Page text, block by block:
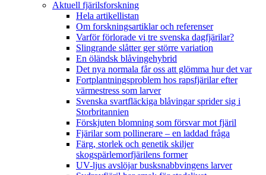
Aktuell fjärilsforskning
Hela artikellistan
Om forskningsartiklar och referenser
Varför förlorade vi tre svenska dagfjärilar?
Slingrande slåtter ger större variation
En öländsk blåvingehybrid
Det nya normala får oss att glömma hur det var
Fortplantningsproblem hos rapsfjärilar efter
värmestress som larver
Svenska svartfläckiga blåvingar sprider sig i
Storbritannien
Förskjuten blomning som försvar mot fjäril
Fjärilar som pollinerare – en laddad fråga
Färg, storlek och genetik skiljer
skogspärlemorfjärilens former
UV-ljus avslöjar busksnabbvingens larver